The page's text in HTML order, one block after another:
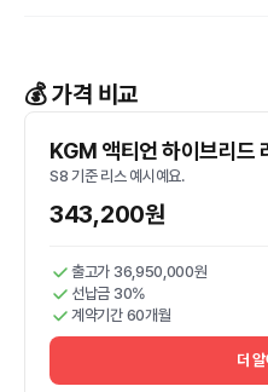
💰 가격 비교
KGM 액티언 하이브리드
S8 기준 리스 예시예요.
343,200원
출고가 36,950,000원
선납금 30%
계약기간 60개월
더 알